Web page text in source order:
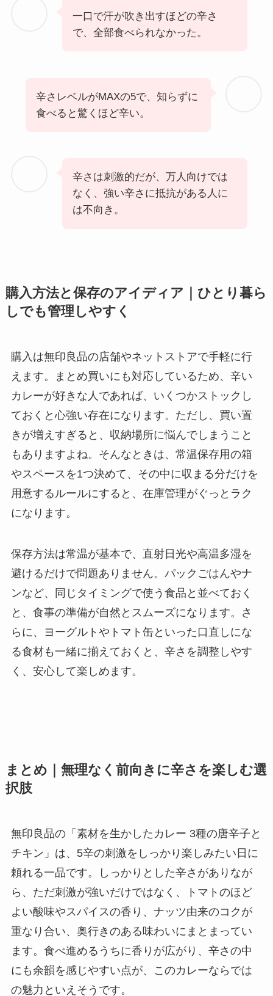
一口で汗が吹き出すほどの辛さ
で、全部食べられなかった。
辛さレベルがMAXの5で、知らずに
食べると驚くほど辛い。
辛さは刺激的だが、万人向けでは
なく、強い辛さに抵抗がある人に
は不向き。
購入方法と保存のアイディア｜ひとり暮ら
しでも管理しやすく
購入は無印良品の店舗やネットストアで手軽に行
えます。まとめ買いにも対応しているため、辛い
カレーが好きな人であれば、いくつかストックし
ておくと心強い存在になります。ただし、買い置
きが増えすぎると、収納場所に悩んでしまうこと
もありますよね。そんなときは、常温保存用の箱
やスペースを1つ決めて、その中に収まる分だけを
用意するルールにすると、在庫管理がぐっとラク
になります。
保存方法は常温が基本で、直射日光や高温多湿を
避けるだけで問題ありません。パックごはんやナ
ンなど、同じタイミングで使う食品と並べておく
と、食事の準備が自然とスムーズになります。さ
らに、ヨーグルトやトマト缶といった口直しにな
る食材も一緒に揃えておくと、辛さを調整しやす
く、安心して楽しめます。
まとめ｜無理なく前向きに辛さを楽しむ選
択肢
無印良品の「素材を生かしたカレー 3種の唐辛子と
チキン」は、5辛の刺激をしっかり楽しみたい日に
頼れる一品です。しっかりとした辛さがありなが
ら、ただ刺激が強いだけではなく、トマトのほど
よい酸味やスパイスの香り、ナッツ由来のコクが
重なり合い、奥行きのある味わいにまとまってい
ます。食べ進めるうちに香りが広がり、辛さの中
にも余韻を感じやすい点が、このカレーならでは
の魅力といえそうです。